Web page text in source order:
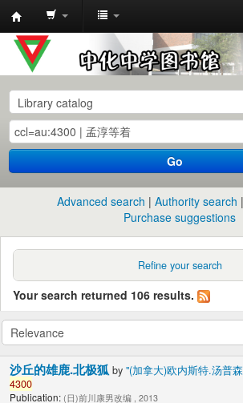
中
化
中
学
图
书
馆
目
Go
Advanced search Authority search
Purchase suggestions
Refine your search
Your search returned 106 results.
沙丘的雄鹿.北极狐by"(加拿大)欧内斯特.汤普
4300
Publication: (日)前川康男改编 , 2013